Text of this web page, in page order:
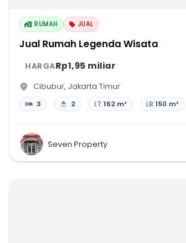
RUMAH JUAL
Jual Rumah Legenda Wisata
HARGARp1,95 miliar
Cibubur, Jakarta Timur
3 2 LT:162 m² LB:150 m²
Seven Property